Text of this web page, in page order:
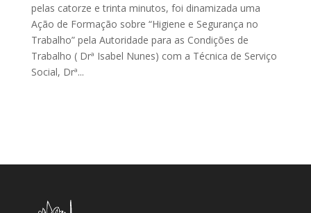
pelas catorze e trinta minutos, foi dinamizada uma
Ação de Formação sobre “Higiene e Segurança no
Trabalho” pela Autoridade para as Condições de
Trabalho ( Drª Isabel Nunes) com a Técnica de Serviço
Social, Drª...